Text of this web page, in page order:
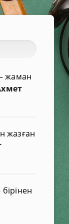
жаман
жазған